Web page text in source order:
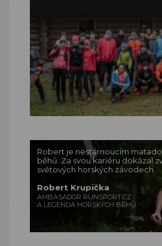
Robert je nestárnoucím
běhů. Za svou kariéru dokázal
světových horských závodech.
Robert Krupička
AMBASADOR RUNSPORT.CZ
A LEGENDA HORSKÝCH BĚHŮ